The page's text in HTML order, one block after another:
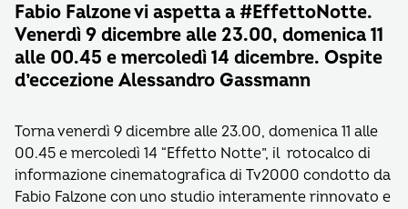
Fabio Falzone vi aspetta a #EffettoNotte.
Venerdì 9 dicembre alle 23.00, domenica 11
alle 00.45 e mercoledì 14 dicembre. Ospite
d’eccezione Alessandro Gassmann
Torna venerdì 9 dicembre alle 23.00, domenica 11 alle
00.45 e mercoledì 14 “Effetto Notte”, il rotocalco di
informazione cinematografica di Tv2000 condotto da
Fabio Falzone con uno studio interamente rinnovato e